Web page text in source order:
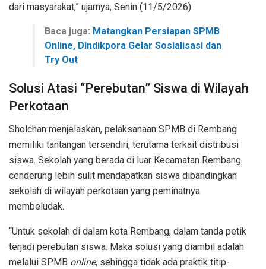
dari masyarakat,” ujarnya, Senin (11/5/2026).
Baca juga: Matangkan Persiapan SPMB
Online, Dindikpora Gelar Sosialisasi dan
Try Out
Solusi Atasi “Perebutan” Siswa di Wilayah
Perkotaan
Sholchan menjelaskan, pelaksanaan SPMB di Rembang
memiliki tantangan tersendiri, terutama terkait distribusi
siswa. Sekolah yang berada di luar Kecamatan Rembang
cenderung lebih sulit mendapatkan siswa dibandingkan
sekolah di wilayah perkotaan yang peminatnya
membeludak.
“Untuk sekolah di dalam kota Rembang, dalam tanda petik
terjadi perebutan siswa. Maka solusi yang diambil adalah
melalui SPMB online, sehingga tidak ada praktik titip-